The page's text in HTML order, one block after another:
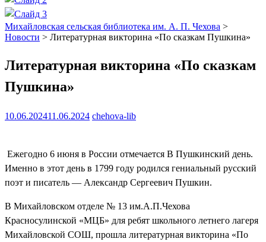
Михайловская сельская библиотека им. А. П. Чехова >
Новости > Литературная викторина «По сказкам Пушкина»
Литературная викторина «По сказкам
Пушкина»
10.06.202411.06.2024 chehova-lib
Ежегодно 6 июня в России отмечается В Пушкинский день.
Именно в этот день в 1799 году родился гениальный русский
поэт и писатель — Александр Сергеевич Пушкин.
В Михайловском отделе № 13 им.А.П.Чехова
Красносулинской «МЦБ» для ребят школьного летнего лагеря
Михайловской СОШ, прошла литературная викторина «По